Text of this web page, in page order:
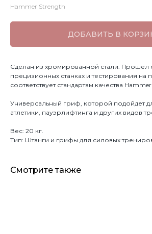
Hammer Strength
ДОБАВИТЬ В
Сделан из хромированной стали. Прошел
прецизионных станках и тестирования на
соответствует стандартам качества
Универсальный гриф, которой подойдет
атлетики, пауэрлифтинга и других видов
Вес: 20 кг.
Тип: Штанги и грифы для силовых
Смотрите также